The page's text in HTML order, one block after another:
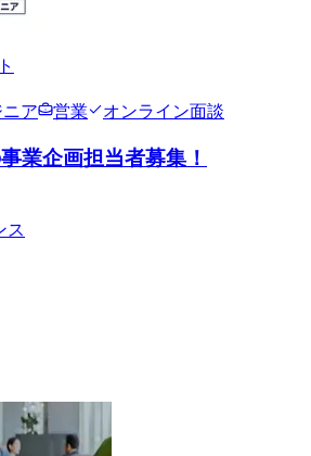
ア 営業 オンライン面談
業企画担当者募集！
ス